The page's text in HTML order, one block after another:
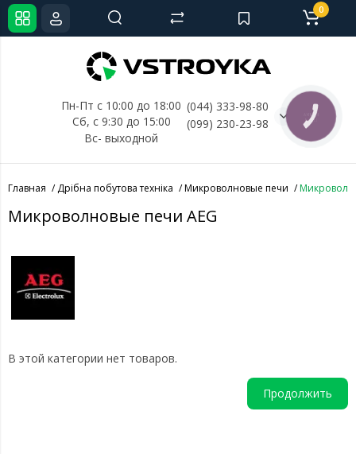
Пн-Пт с 10:00 до 18:00
Сб, с 9:30 до 15:00
Вс- выходной
(044) 333-98-80
(099) 230-23-98
0
Главная Дрібна побутова техніка Микроволновые печи
Микроволновые печи AEG
В этой категории нет товаров.
Продолжить
КНОПКА
СВЯЗИ